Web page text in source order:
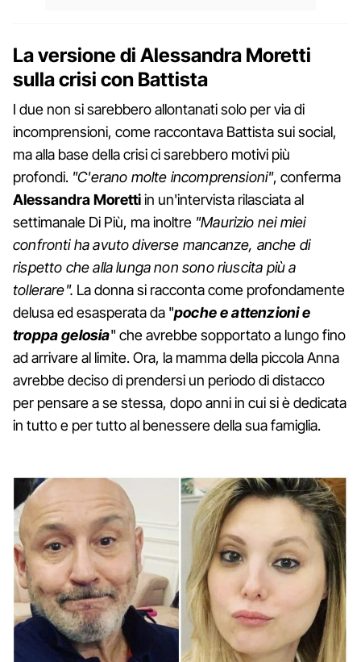
La versione di Alessandra Moretti
sulla crisi con Battista
I due non si sarebbero allontanati solo per via di
incomprensioni, come raccontava Battista sui social,
ma alla base della crisi ci sarebbero motivi più
profondi. "C'erano molte incomprensioni", conferma
Alessandra Morettiin un'intervista rilasciata al
settimanale Di Più, ma inoltre "Maurizio nei miei
confronti ha avuto diverse mancanze, anche di
rispetto che alla lunga non sono riuscita più a
tollerare". La donna si racconta come profondamente
delusa ed esasperata da "poche e attenzioni e
troppa gelosia" che avrebbe sopportato a lungo fino
ad arrivare al limite. Ora, la mamma della piccola Anna
avrebbe deciso di prendersi un periodo di distacco
per pensare a se stessa, dopo anni in cui si è dedicata
in tutto e per tutto al benessere della sua famiglia.